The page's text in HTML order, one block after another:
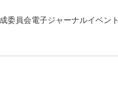
委員会電子ジャーナルイベント